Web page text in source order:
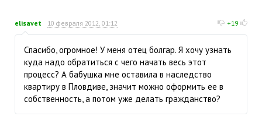
elisavet 10 февраля 2012, 01:12 +19
Спасибо, огромное! У меня отец болгар. Я хочу узнать
куда надо обратиться с чего начать весь этот
процесс? А бабушка мне оставила в наследство
квартиру в Пловдиве, значит можно оформить ее в
собственность, а потом уже делать гражданство?